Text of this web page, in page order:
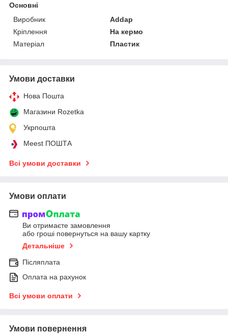
Основні
Виробник
Addap
Кріплення
На кермо
Матеріал
Пластик
Умови доставки
Нова Пошта
Магазини Rozetka
Укрпошта
Meest ПОШТА
Всі умови доставки
Умови оплати
Ви отримаєте замовлення
або гроші повернуться на вашу картку
Детальніше
Післяплата
Оплата на рахунок
Всі умови оплати
Умови повернення